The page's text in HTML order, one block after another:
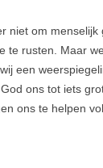
om menselijk
te rusten. Maar
een
ons tot iets
ons te helpen